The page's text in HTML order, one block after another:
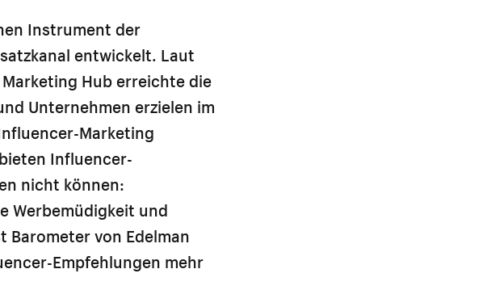
Instrument der
entwickelt. Laut
Hub erreichte die
Unternehmen erzielen im
Marketing
Influencer-
nicht können:
Werbemüdigkeit und
Barometer von Edelman
Empfehlungen mehr